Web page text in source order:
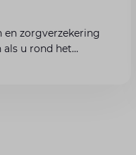
en zorgverzekering
u rond het